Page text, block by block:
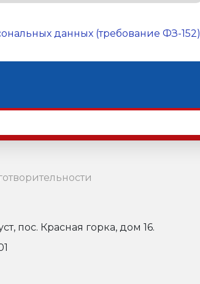
данных (требование ФЗ-152)
пос. Красная горка, дом 16.